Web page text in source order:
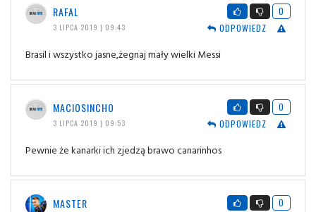
RAFAL
3 LIPCA 2019 | 09:43
0
ODPOWIEDZ
Brasil i wszystko jasne,żegnaj mały wielki Messi
MACIOSINCHO
3 LIPCA 2019 | 09:53
0
ODPOWIEDZ
Pewnie że kanarki ich zjedzą brawo canarinhos
MASTER
0